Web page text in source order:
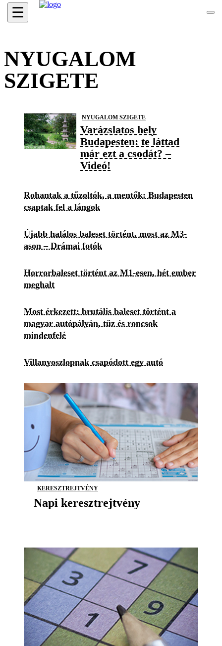
☰
NYUGALOM
SZIGETE
NYUGALOM SZIGETE
Varázslatos hely
Budapesten: te láttad
már ezt a csodát? –
Videó!
Rohantak a tűzoltók, a mentők: Budapesten
csaptak fel a lángok
Újabb halálos baleset történt, most az M3-
ason – Drámai fotók
Horrorbaleset történt az M1-esen, hét ember
meghalt
Most érkezett: brutális baleset történt a
magyar autópályán, tűz és roncsok
mindenfelé
Villanyoszlopnak csapódott egy autó
KERESZTREJTVÉNY
Napi keresztrejtvény